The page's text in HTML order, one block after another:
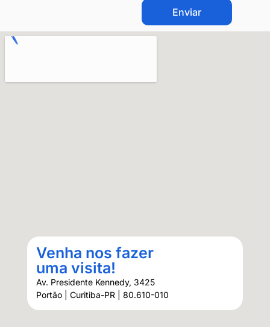
Venha nos fazer
uma visita!
Av. Presidente Kennedy, 3425
Portão | Curitiba-PR | 80.610-010